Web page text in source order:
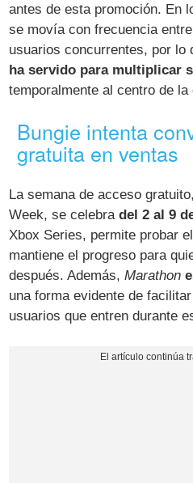
antes de esta promoción. En
se movía con frecuencia
usuarios concurrentes, por lo
ha servido para multiplicar
temporalmente al centro de
Bungie intenta
gratuita en ventas
La semana de acceso
Week, se celebradel 2 al 9
Xbox Series, permite probar
mantiene el progreso para
después. Además,Marathon
una forma evidente de
usuarios que entren durante